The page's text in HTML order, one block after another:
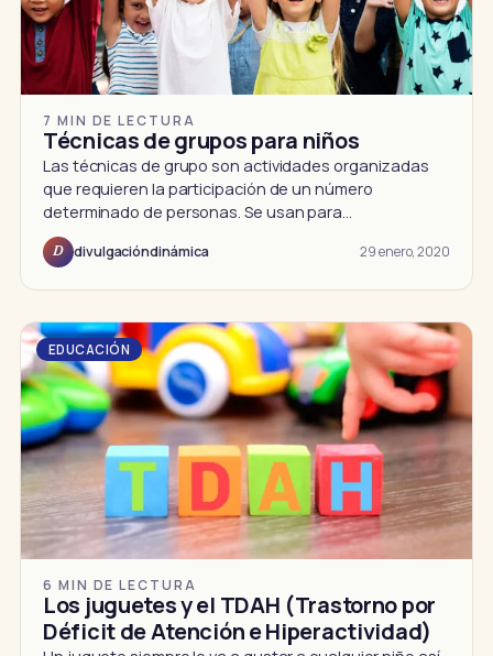
7 MIN DE LECTURA
Técnicas de grupos para niños
Las técnicas de grupo son actividades organizadas
que requieren la participación de un número
determinado de personas. Se usan para…
D divulgacióndinámica 29 enero, 2020
EDUCACIÓN
6 MIN DE LECTURA
Los juguetes y el TDAH (Trastorno por
Déficit de Atención e Hiperactividad)